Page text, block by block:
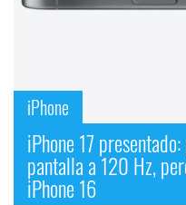
iPhone
iPhone 17
pantalla a 120 Hz,
iPhone 16